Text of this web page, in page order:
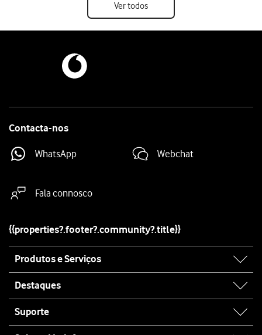
Ver todos
Contacta-nos
WhatsApp Webchat
Fala connosco
{{properties?.footer?.community?.title}}
map
Produtos e Serviços
Destaques
Suporte